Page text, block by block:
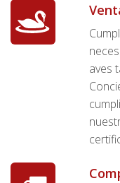
aves